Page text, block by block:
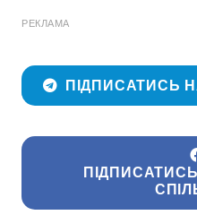
РЕКЛАМА
ПІДПИСАТИСЬ
ПІДПИСАТИСЬ